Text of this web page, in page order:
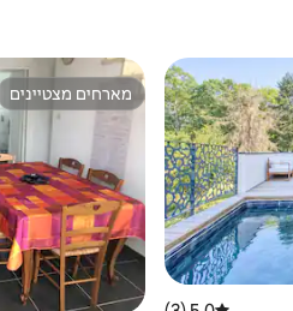
מארחים מצטיינים
מארחים מצטיינים